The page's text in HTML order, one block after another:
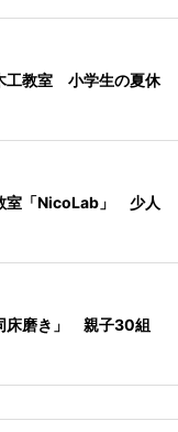
工教室 小学生の夏休
室「NicoLab」 少人
床磨き」 親子30組